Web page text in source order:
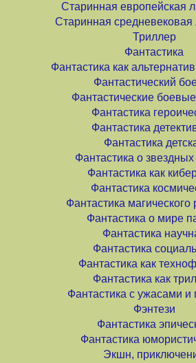
Старинная европейская
Старинная средневековая
Триллер
Фантастика
Фантастика как
Фантастический
Фантастические
Фантастика
Фантастика
Фантастика
Фантастика о
Фантастика как
Фантастика
Фантастика магического
Фантастика о мире
Фантастика
Фантастика
Фантастика как
Фантастика как
Фантастика с ужасами и
Фэнтези
Фантастика
Фантастика
Экшн,